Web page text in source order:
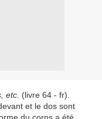
etc. (livre 64 - fr).
et le dos sont